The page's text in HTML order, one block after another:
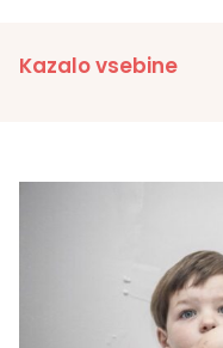
Kazalo vsebine